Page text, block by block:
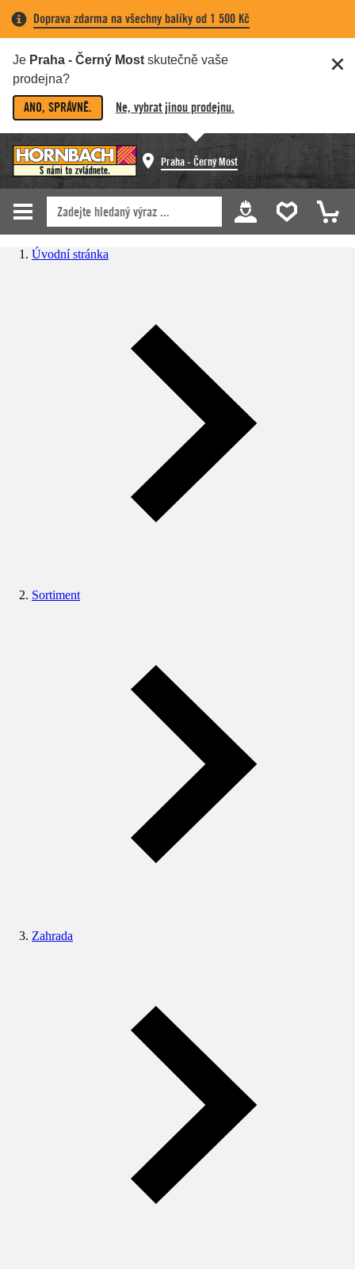
Doprava zdarma na všechny balíky od 1 500 Kč
Je Praha - Černý Most skutečně vaše
prodejna?
ANO, SPRÁVNĚ. Ne, vybrat jinou prodejnu.
Praha - Černý Most
Úvodní stránka
Sortiment
Zahrada